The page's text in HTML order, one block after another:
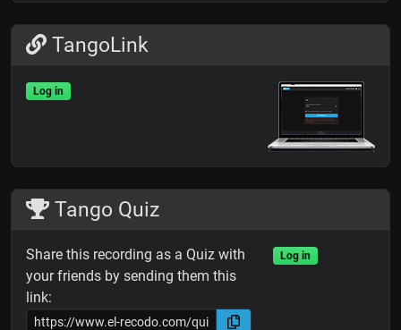
TangoLink
Log in
Tango Quiz
Share this recording as a Quiz with
your friends by sending them this
link:
Log in